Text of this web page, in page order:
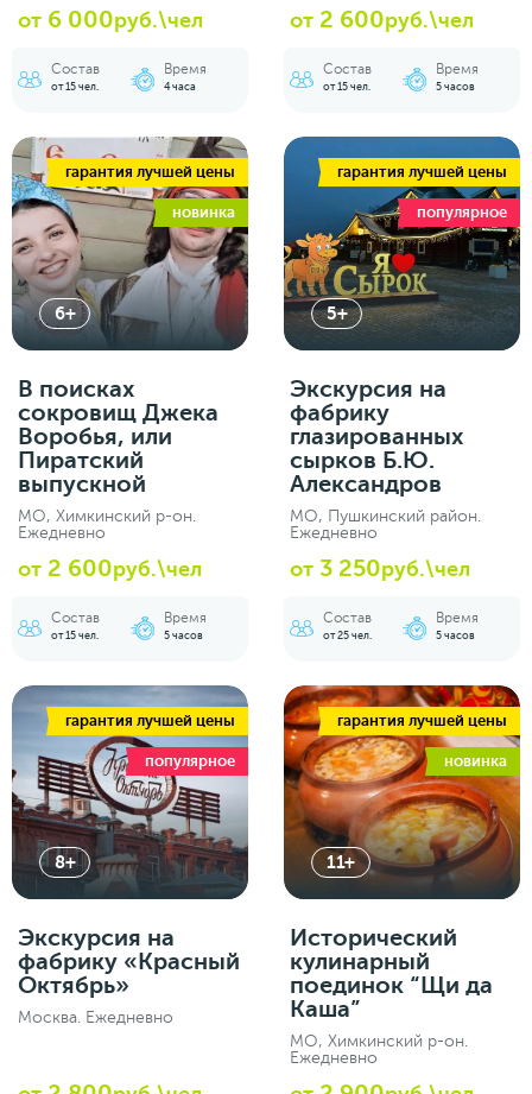
от 6 000руб.\чел
Состав
от 15 чел.
Время
4 часа
от 2 600руб.\чел
Состав
от 15 чел.
Время
5 часов
гарантия лучшей цены
новинка
6+
В поисках
сокровищ Джека
Воробья, или
Пиратский
выпускной
МО, Химкинский р-он.
Ежедневно
от 2 600руб.\чел
Состав
от 15 чел.
Время
5 часов
гарантия лучшей цены
популярное
5+
Экскурсия на
фабрику
глазированных
сырков Б.Ю.
Александров
МО, Пушкинский район.
Ежедневно
от 3 250руб.\чел
Состав
от 25 чел.
Время
5 часов
гарантия лучшей цены
популярное
8+
Экскурсия на
фабрику «Красный
Октябрь»
Москва. Ежедневно
гарантия лучшей цены
новинка
11+
Исторический
кулинарный
поединок “Щи да
Каша”
МО, Химкинский р-он.
Ежедневно